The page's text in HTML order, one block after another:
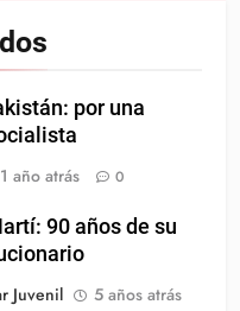
por una
1 año atrás 0
90 años de su
Juvenil
5 años atrás